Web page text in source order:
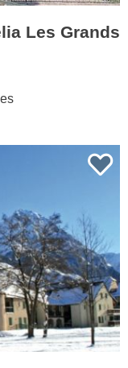
Les Grands